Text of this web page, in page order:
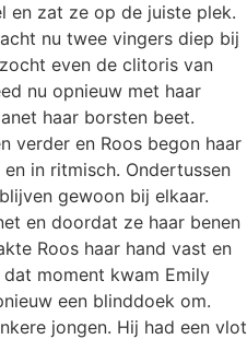
en zat ze op de juiste plek.
nu twee vingers diep bij
even de clitoris van
nu opnieuw met haar
haar borsten beet.
verder en Roos begon haar
in ritmisch. Ondertussen
gewoon bij elkaar.
en doordat ze haar benen
Roos haar hand vast en
moment kwam Emily
een blinddoek om.
jongen. Hij had een vlot